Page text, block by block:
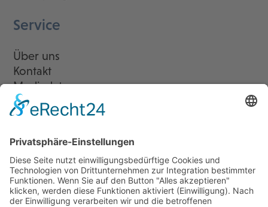
Service
Über uns
Kontakt
Mediadaten
Newsletter
LogIn
Legal
Impressum
Datenschutzerklärung